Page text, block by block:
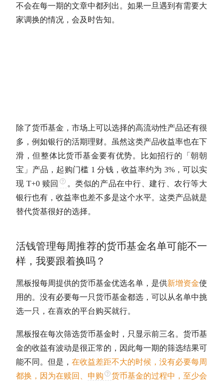
不会在每一期的文章中都列出。如果一旦遇到有需要大
家调换的情况，会及时告知。
除了货币基金，市场上可以选择的高流动性产品还有很
多，例如银行的活期理财。虽然这类产品收益率也在下
滑，但整体比货币基金要有优势。比如招行的「朝朝
宝」产品，起购门槛 1 分钱，收益率约为 3%，可以实
现 T+0 赎回
。类似的产品在中行、建行、农行等大
银行也有，收益率也差不多是这个水平。这类产品就是
替代货基很好的选择。
活钱管理每周推荐的货币基金名单可能不一
样，我要跟着换吗？
黑板报每周提供的货币基金优选名单，是供新增资金使
用的。没有必要每一只货币基金都选，可以从名单中挑
选一只，在喜欢的平台购买就行。
黑板报在每次筛选货币基金时，只显示前三名。货币基
金的收益有波动是很正常的，因此每一期的筛选结果可
能不同。但是， 在收益差距不大的时候，没有必要每周
都换，因为在赎回 申购 货币基金的过程中，至少会